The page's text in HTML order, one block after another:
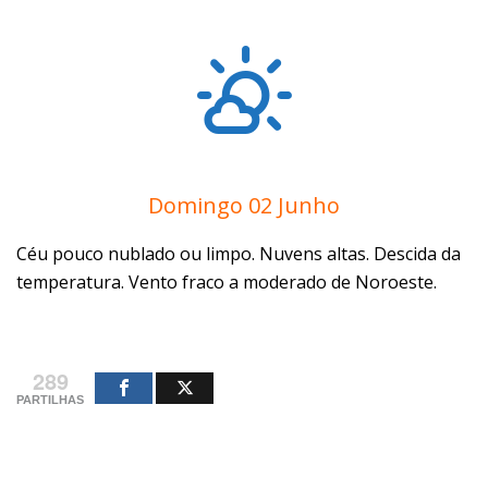
Domingo 02 Junho
Céu pouco nublado ou limpo. Nuvens altas. Descida da
temperatura. Vento fraco a moderado de Noroeste.
289
PARTILHAS